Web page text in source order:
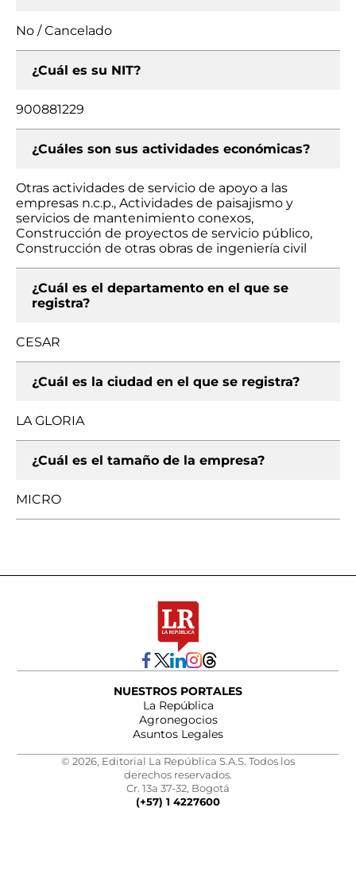
No / Cancelado
¿Cuál es su NIT?
900881229
¿Cuáles son sus actividades económicas?
Otras actividades de servicio de apoyo a las
empresas n.c.p., Actividades de paisajismo y
servicios de mantenimiento conexos,
Construcción de proyectos de servicio público,
Construcción de otras obras de ingeniería civil
¿Cuál es el departamento en el que se
registra?
CESAR
¿Cuál es la ciudad en el que se registra?
LA GLORIA
¿Cuál es el tamaño de la empresa?
MICRO
NUESTROS PORTALES
La República
Agronegocios
Asuntos Legales
© 2026, Editorial La República S.A.S. Todos los
derechos reservados.
Cr. 13a 37-32, Bogotá
(+57) 1 4227600